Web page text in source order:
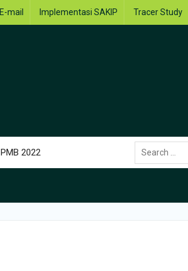
E-mail Implementasi SAKIP Tracer Study
PMB 2022
Search
for: